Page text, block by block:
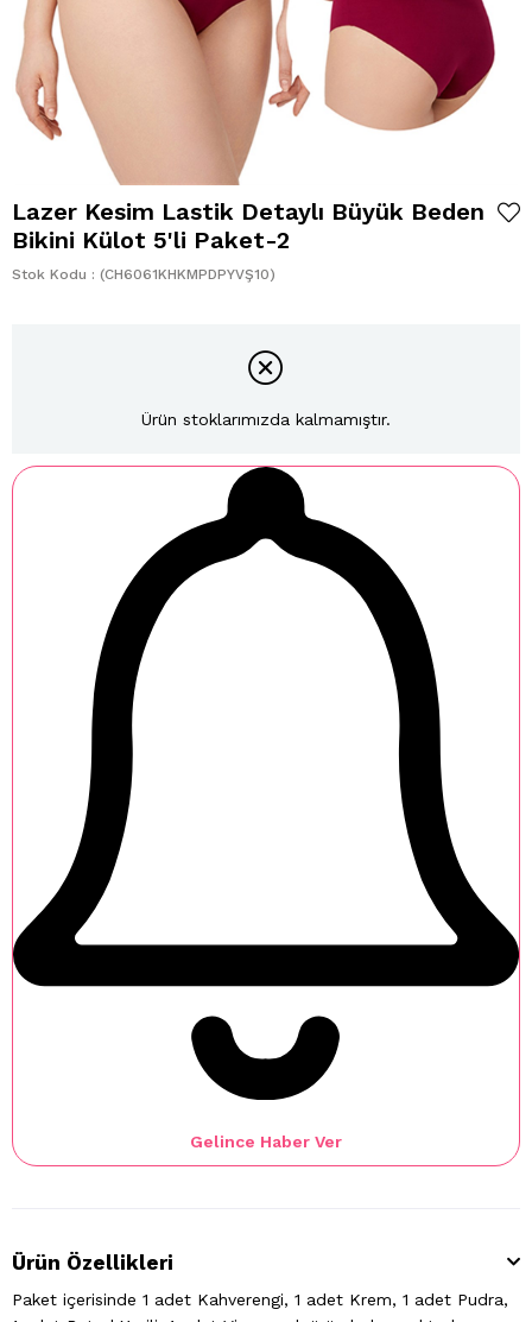
Lazer Kesim Lastik Detaylı Büyük Beden
Bikini Külot 5'li Paket-2
Stok Kodu (CH6061KHKMPDPYVŞ10)
Ürün stoklarımızda kalmamıştır.
Gelince Haber Ver
Ürün Özellikleri
Paket içerisinde 1 adet Kahverengi, 1 adet Krem, 1 adet Pudra,